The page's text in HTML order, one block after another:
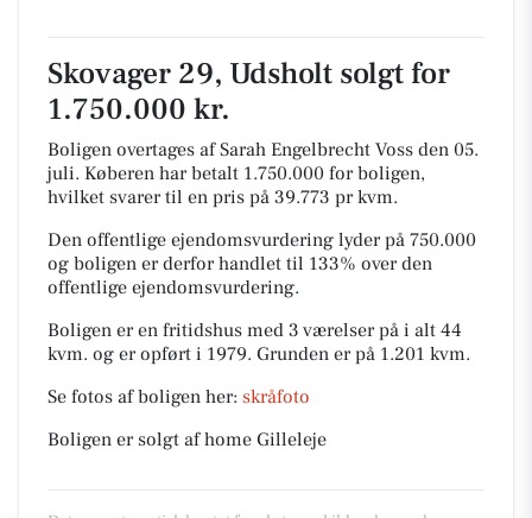
Skovager 29, Udsholt solgt for
1.750.000 kr.
Boligen overtages af Sarah Engelbrecht Voss den 05.
juli. Køberen har betalt 1.750.000 for boligen,
hvilket svarer til en pris på 39.773 pr kvm.
Den offentlige ejendomsvurdering lyder på 750.000
og boligen er derfor handlet til 133% over den
offentlige ejendomsvurdering.
Boligen er en fritidshus med 3 værelser på i alt 44
kvm. og er opført i 1979. Grunden er på 1.201 kvm.
Se fotos af boligen her: skråfoto
Boligen er solgt af home Gilleleje